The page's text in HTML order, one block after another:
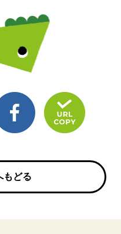
もどる
もどる